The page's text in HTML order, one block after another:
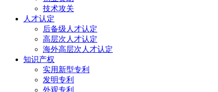
技术攻关
人才认定
后备级人才认定
高层次人才认定
海外高层次人才认定
知识产权
实用新型专利
发明专利
外观专利